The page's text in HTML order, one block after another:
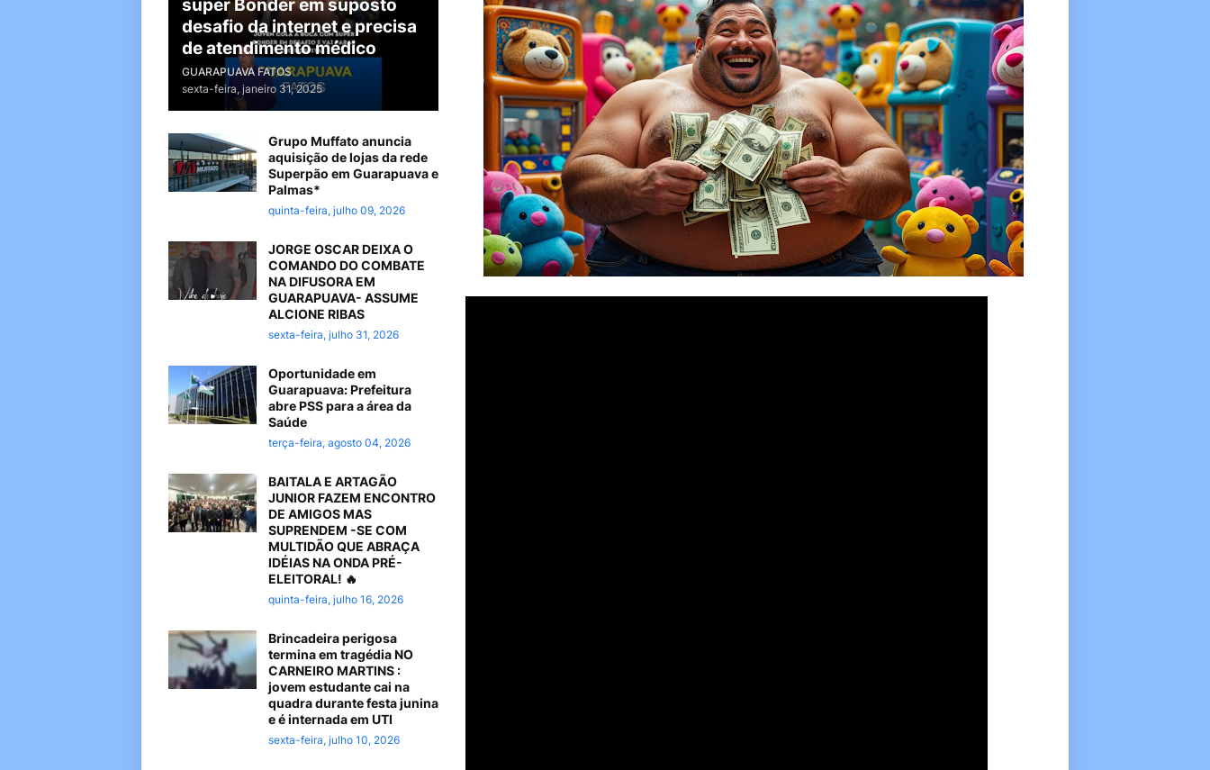
super Bonder em suposto
desafio da internet e precisa
de atendimento médico
GUARAPUAVA FATOS
sexta-feira, janeiro 31, 2025
Grupo Muffato anuncia
aquisição de lojas da rede
Superpão em Guarapuava e
Palmas*
quinta-feira, julho 09, 2026
JORGE OSCAR DEIXA O
COMANDO DO COMBATE
NA DIFUSORA EM
GUARAPUAVA- ASSUME
ALCIONE RIBAS
sexta-feira, julho 31, 2026
Oportunidade em
Guarapuava: Prefeitura
abre PSS para a área da
Saúde
terça-feira, agosto 04, 2026
BAITALA E ARTAGÃO
JUNIOR FAZEM ENCONTRO
DE AMIGOS MAS
SUPRENDEM -SE COM
MULTIDÃO QUE ABRAÇA
IDÉIAS NA ONDA PRÉ-
ELEITORAL! 🔥
quinta-feira, julho 16, 2026
Brincadeira perigosa
termina em tragédia NO
CARNEIRO MARTINS :
jovem estudante cai na
quadra durante festa junina
e é internada em UTI
sexta-feira, julho 10, 2026